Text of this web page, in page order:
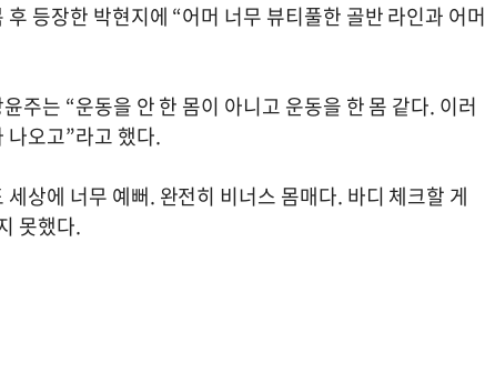
등장한 박현지에 “어머 너무 뷰티풀한 골반 라인과 어머
주는 “운동을 안 한 몸이 아니고 운동을 한 몸 같다. 이러
나오고”라고 했다.
상에 너무 예뻐. 완전히 비너스 몸매다. 바디 체크할 게
못했다.